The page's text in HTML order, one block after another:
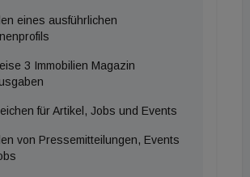
Woiczikowsky, Director Investment
TSC Real Estate.
wurde die Transaktion rechtlich von
Sozialgestaltung die
eines ausführlichen
3 Immobilien Magazin
für Artikel, Jobs und Events
von Pressemitteilungen, Events